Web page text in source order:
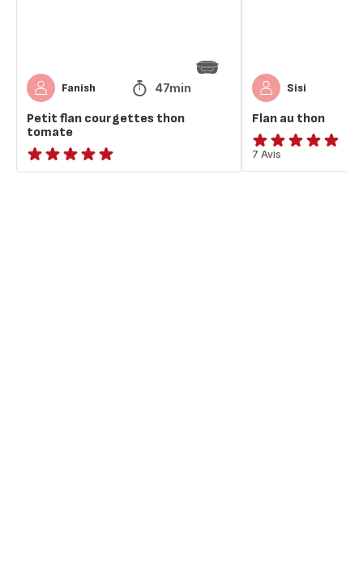
Fanish 47min
Petit flan courgettes thon
tomate
ratings.NaN
Sisi
Flan au thon
ratings.4.9
7 Avis